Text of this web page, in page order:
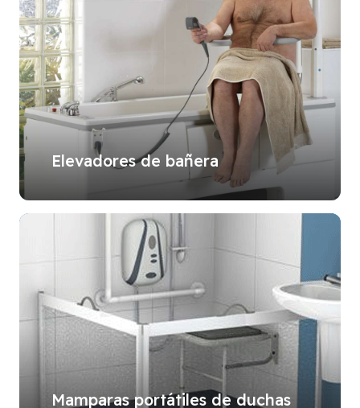
Elevadores de bañera
Mamparas portátiles de duchas